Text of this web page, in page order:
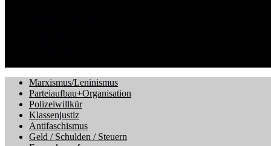
Marxismus/Leninismus
Parteiaufbau+Organisation
Polizeiwillkür
Klassenjustiz
Antifaschismus
Geld / Schulden / Steuern